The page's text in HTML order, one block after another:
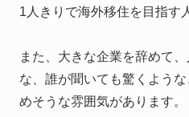
1人きりで海外移住を目指す
また、大きな企業を辞めて
な、誰が聞いても驚くよう
めそうな雰囲気があります。